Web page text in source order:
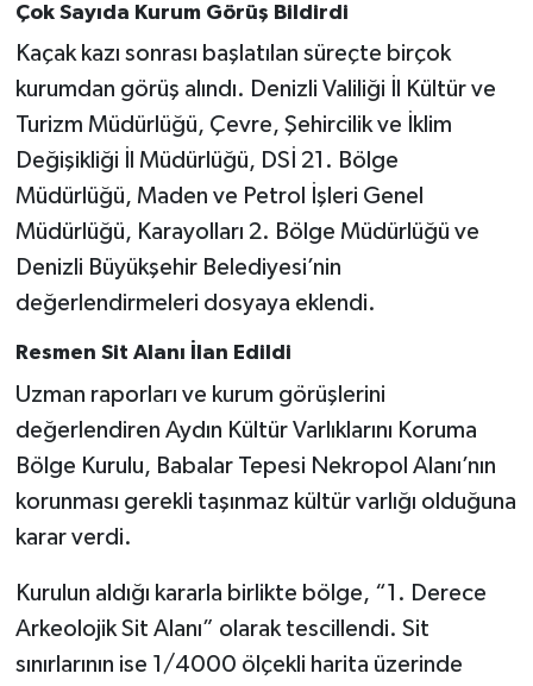
Çok Sayıda Kurum Görüş Bildirdi
Kaçak kazı sonrası başlatılan süreçte birçok
kurumdan görüş alındı. Denizli Valiliği İl Kültür ve
Turizm Müdürlüğü, Çevre, Şehircilik ve İklim
Değişikliği İl Müdürlüğü, DSİ 21. Bölge
Müdürlüğü, Maden ve Petrol İşleri Genel
Müdürlüğü, Karayolları 2. Bölge Müdürlüğü ve
Denizli Büyükşehir Belediyesi’nin
değerlendirmeleri dosyaya eklendi.
Resmen Sit Alanı İlan Edildi
Uzman raporları ve kurum görüşlerini
değerlendiren Aydın Kültür Varlıklarını Koruma
Bölge Kurulu, Babalar Tepesi Nekropol Alanı’nın
korunması gerekli taşınmaz kültür varlığı olduğuna
karar verdi.
Kurulun aldığı kararla birlikte bölge, “1. Derece
Arkeolojik Sit Alanı” olarak tescillendi. Sit
sınırlarının ise 1/4000 ölçekli harita üzerinde